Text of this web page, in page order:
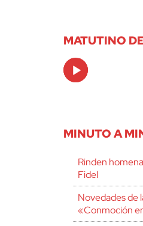
MATUTINO
Audio
Player
MINUTO A
Rinden
Fidel
Novedades de
«Conmoción